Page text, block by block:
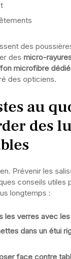
des
des micro-
microfibre dédié
des opticiens.
au
des
Prévenir les
conseils utiles
longtemps :
les verres avec
dans un étui
face contre